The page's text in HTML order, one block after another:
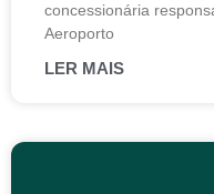
concessionária
Aeroporto
LER MAIS